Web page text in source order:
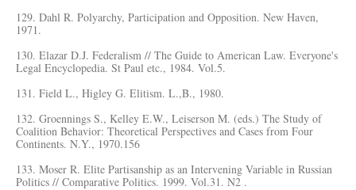
129. Dahl R. Polyarchy, Participation and Opposition. New Haven,
1971.
130. Elazar D.J. Federalism // The Guide to American Law. Everyone's
Legal Encyclopedia. St Paul etc., 1984. Vol.5.
131. Field L., Higley G. Elitism. L.,B., 1980.
132. Groennings S., Kelley E.W., Leiserson M. (eds.) The Study of
Coalition Behavior: Theoretical Perspectives and Cases from Four
Continents. N.Y., 1970.156
133. Moser R. Elite Partisanship as an Intervening Variable in Russian
Politics // Comparative Politics. 1999. Vol.31. N2 .